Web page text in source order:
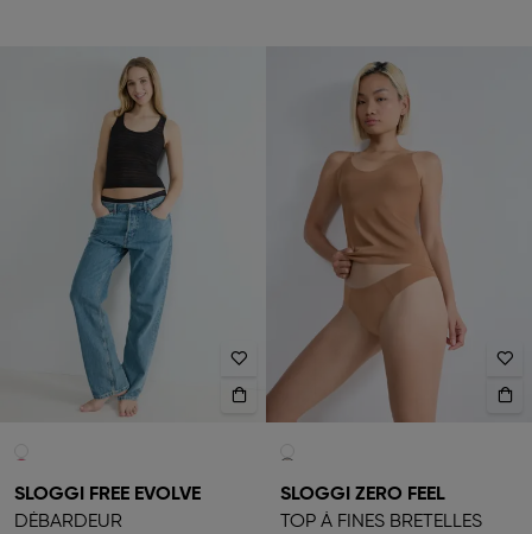
SLOGGI FREE EVOLVE
DÉBARDEUR
SLOGGI ZERO FEEL
TOP À FINES BRETELLES